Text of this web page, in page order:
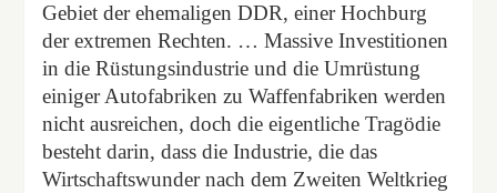
Gebiet der ehemaligen DDR, einer Hochburg
der extremen Rechten. … Massive Investitionen
in die Rüstungsindustrie und die Umrüstung
einiger Autofabriken zu Waffenfabriken werden
nicht ausreichen, doch die eigentliche Tragödie
besteht darin, dass die Industrie, die das
Wirtschaftswunder nach dem Zweiten Weltkrieg